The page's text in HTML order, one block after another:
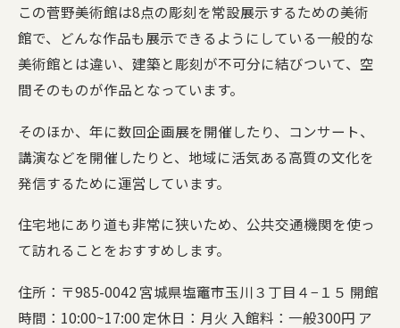
この菅野美術館は8点の彫刻を常設展示するための美術
館で、どんな作品も展示できるようにしている一般的な
美術館とは違い、建築と彫刻が不可分に結びついて、空
間そのものが作品となっています。
そのほか、年に数回企画展を開催したり、コンサート、
講演などを開催したりと、地域に活気ある高質の文化を
発信するために運営しています。
住宅地にあり道も非常に狭いため、公共交通機関を使っ
て訪れることをおすすめします。
住所：〒985-0042 宮城県塩竈市玉川３丁目４−１５ 開館
時間：10:00~17:00 定休日：月火 入館料：一般300円 ア